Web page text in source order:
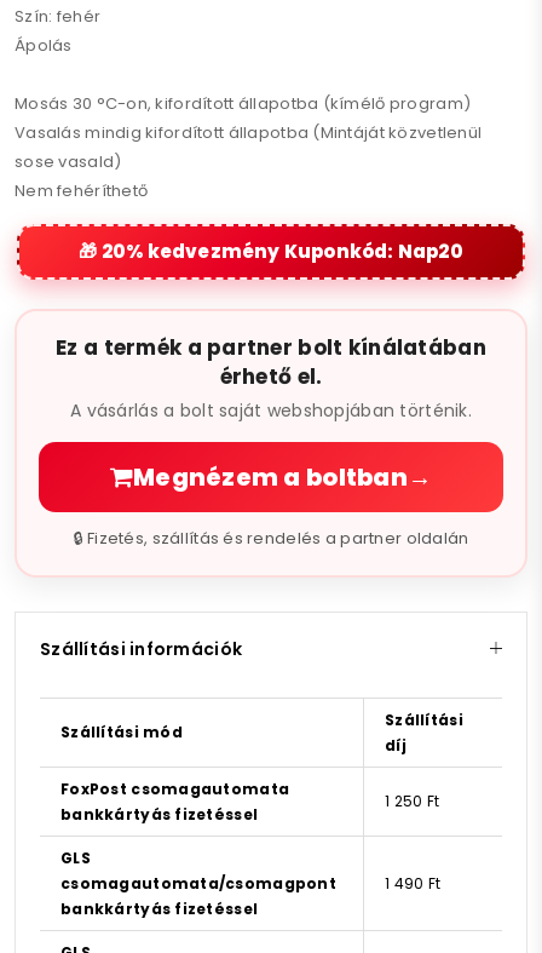
Szín: fehér
Ápolás
Mosás 30 °C-on, kifordított állapotba (kímélő program)
Vasalás mindig kifordított állapotba (Mintáját közvetlenül
sose vasald)
Nem fehéríthető
20% kedvezmény Kuponkód: Nap20
Ez a termék a partner bolt kínálatában
érhető el.
A vásárlás a bolt saját webshopjában történik.
Megnézem a boltban→
🔒 Fizetés, szállítás és rendelés a partner oldalán
Szállítási információk
Szállítási mód
Szállítási
díj
FoxPost csomagautomata
bankkártyás fizetéssel
1 250 Ft
GLS
csomagautomata/csomagpont
bankkártyás fizetéssel
1 490 Ft